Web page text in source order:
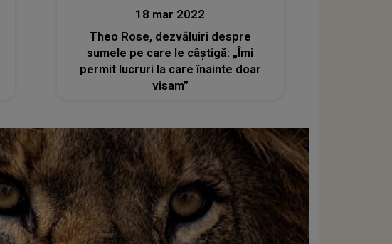
18 mar 2022
Theo Rose, dezvăluiri despre
sumele pe care le câștigă: „Îmi
permit lucruri la care înainte doar
visam”